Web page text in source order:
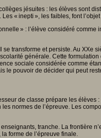
jésuites : les élèves sont
« inepti », les faibles, font
» : l’élève considéré
transforme et persiste. Au
générale. Cette
sociale considérée comme
le pouvoir de décider qui peut
de classe prépare les
normes de l’épreuve. Les
tranche. La
forme de l’épreuve finale.